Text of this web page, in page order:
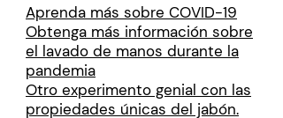
Aprenda más sobre COVID-19
Obtenga más información sobre
el lavado de manos durante la
pandemia
Otro experimento genial con las
propiedades únicas del jabón.